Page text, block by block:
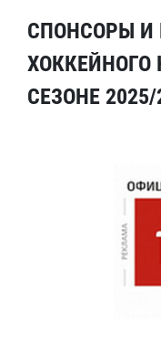
СПОНСОРЫ И
ХОККЕЙНОГО
СЕЗОНЕ 2025/